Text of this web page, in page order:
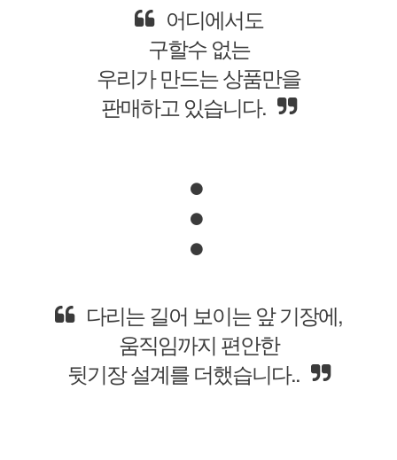
어디에서도
구할수 없는
우리가 만드는 상품만을
판매하고 있습니다.
다리는 길어 보이는 앞 기장에,
움직임까지 편안한
뒷기장 설계를 더했습니다..